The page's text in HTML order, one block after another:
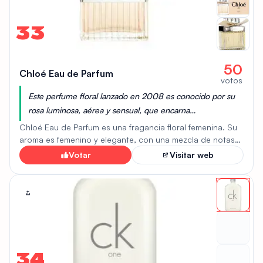
33
Chloé Eau de Parfum 50
votos
Este perfume floral lanzado en 2008 es conocido por su
rosa luminosa, aérea y sensual, que encarna
perfectamente un estilo femenino y elegante. Su
creatividad, sensualidad y notas frescas lo convierten en
una opción duradera y sofisticada para mujeres.
Chloé Eau de Parfum es una fragancia floral femenina. Su
aroma es femenino y elegante, con una mezcla de notas
florales que incluyen peonía, rosa y magnolia. La fragancia
se abre con notas de salida de peonía, lichi y fresia,
dando paso a notas de corazón de rosa, lirio de los valles
y magnolia. Las notas de fondo, compuestas por cedro
de Virginia y ámbar, aportan una base cálida y
amaderada. Se considera una fragancia versátil, ideal
tanto para el día a día como para ocasiones especiales.
Su formato en spray garantiza una larga duración.
Votar Visitar web